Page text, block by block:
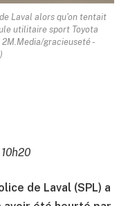
Laval alors qu'on tentait
utilitaire sport Toyota
gracieuseté -
de Laval (SPL) a